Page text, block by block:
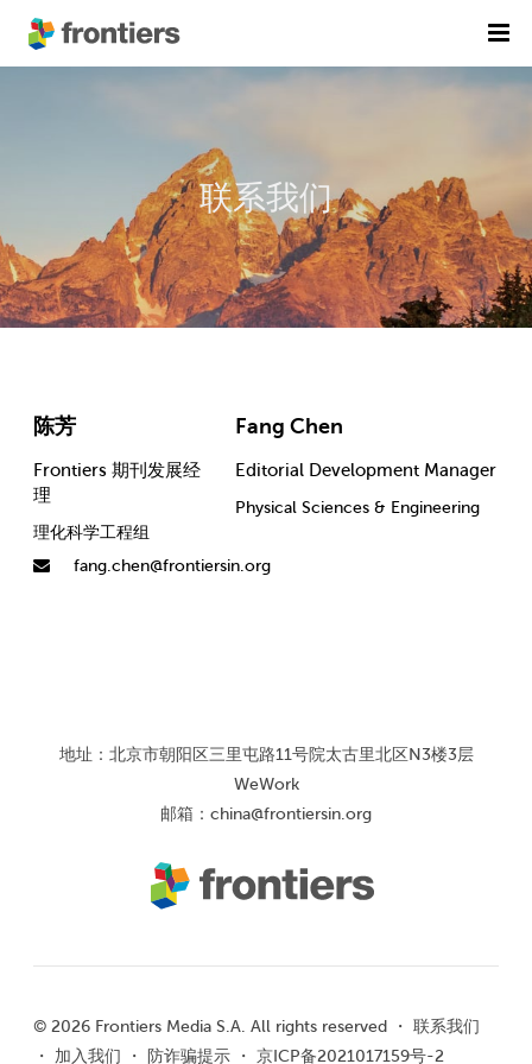
精选潜力期刊
科研诚信
出版费用
提交稿件
联系我们
陈芳
Frontiers 期刊发展经
理
理化科学工程组
Fang Chen
Editorial Development Manager
Physical Sciences & Engineering
fang.chen@frontiersin.org
地址：北京市朝阳区三里屯路11号院太古里北区N3楼3层
WeWork
邮箱： china@frontiersin.org
© 2026 Frontiers Media S.A. All rights reserved ・ 联系我们
・ 加入我们 ・ 防诈骗提示 ・ 京ICP备2021017159号-2